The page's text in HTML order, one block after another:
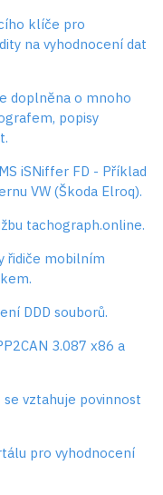
klíče pro
na vyhodnocení dat
doplněna o mnoho
popisy
iSNiffer FD - Příklad
VW (Škoda Elroq).
tachograph.online.
řidiče mobilním
DDD souborů.
3.087 x86 a
vztahuje povinnost
pro vyhodnocení